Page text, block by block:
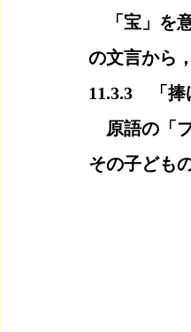
「宝」を
の文言から
11.3.3　「捧
原語の「
その子ども